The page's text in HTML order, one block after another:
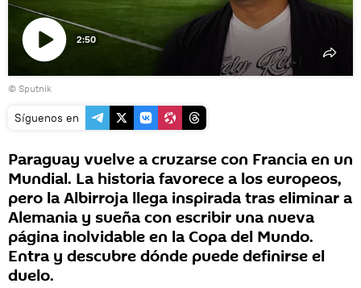
Reproducir
vídeo
2:50
© Sputnik
Síguenos en
Paraguay vuelve a cruzarse con Francia en un
Mundial. La historia favorece a los europeos,
pero la Albirroja llega inspirada tras eliminar a
Alemania y sueña con escribir una nueva
página inolvidable en la Copa del Mundo.
Entra y descubre dónde puede definirse el
duelo.